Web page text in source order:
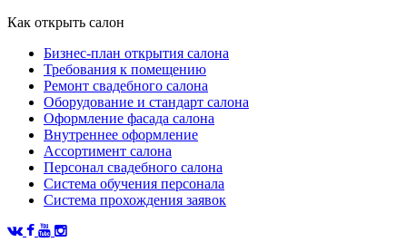
Как открыть салон
Бизнес-план открытия салона
Требования к помещению
Ремонт свадебного салона
Оборудование и стандарт салона
Оформление фасада салона
Внутреннее оформление
Ассортимент салона
Персонал свадебного салона
Система обучения персонала
Система прохождения заявок